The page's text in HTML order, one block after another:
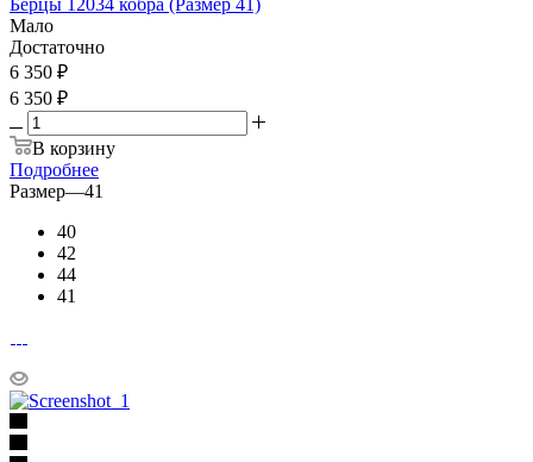
Мало
Достаточно
6 350 ₽
6 350 ₽
В корзину
Подробнее
Размер—41
40
42
44
41